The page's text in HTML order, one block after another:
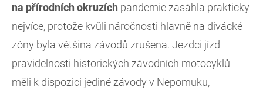
na přírodních okruzích pandemie zasáhla prakticky
nejvíce, protože kvůli náročnosti hlavně na divácké
zóny byla většina závodů zrušena. Jezdci jízd
pravidelnosti historických závodních motocyklů
měli k dispozici jediné závody v Nepomuku,